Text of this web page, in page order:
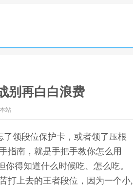
别再白白浪费
站
领段位保护卡，或者领了压根
指南，就是手把手教你怎么用
得知道什么时候吃、怎么吃。
打上去的王者段位，因为一个小,